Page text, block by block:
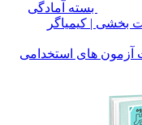
بسته آمادگی
| کیمیاگر
های استخدامی